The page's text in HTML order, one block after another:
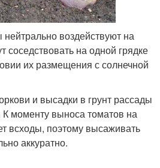
воздействуют на
соседствовать на одной грядке
их размещения с солнечной
и высадки в грунт рассады
моменту выноса томатов на
всходы, поэтому высаживать
аккуратно.